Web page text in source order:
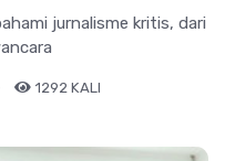
jurnalisme kritis, dari
1292 KALI